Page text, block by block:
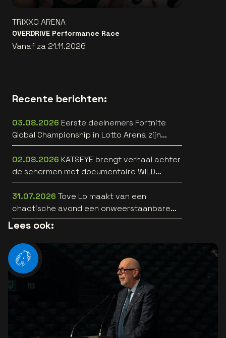
TRIXXO ARENA
OVERDRIVE Performance Race
Vanaf za 21.11.2026
Recente berichten:
03.08.2026 Eerste deelnemers Fortnite
Global Championship in Lotto Arena zijn
bekend
02.08.2026 KATSEYE brengt verhaal achter
de schermen met documentaire WILD
HEARTS [trailer]
31.07.2026 Tove Lo maakt van een
chaotische avond een onweerstaanbare
popsong
Lees ook: